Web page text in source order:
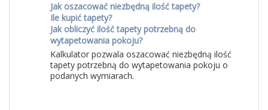
Jak oszacować niezbędną ilość tapety?
Ile kupić tapety?
Jak obliczyć ilość tapety potrzebną do
wytapetowania pokoju?
Kalkulator pozwala oszacować niezbędną ilość
tapety potrzebną do wytapetowania pokoju o
podanych wymiarach.